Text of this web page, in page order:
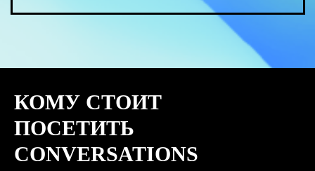
КОМУ СТОИТ
ПОСЕТИТЬ
CONVERSATIONS